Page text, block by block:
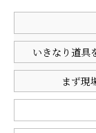
いきなり道具
まず現